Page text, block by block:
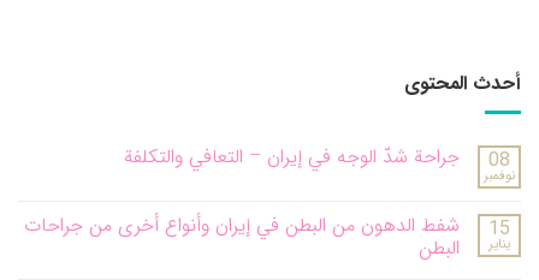
أحدث المحتوى
08
نوفمبر
جراحة شدّ الوجه في إيران – التعافي والتكلفة
15
يناير
شفط الدهون من البطن في إيران وأنواع أخرى من جراحات
البطن